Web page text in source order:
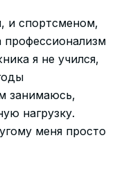
и спортсменом,
профессионализм
я не учился,
занимаюсь,
нагрузку.
меня просто